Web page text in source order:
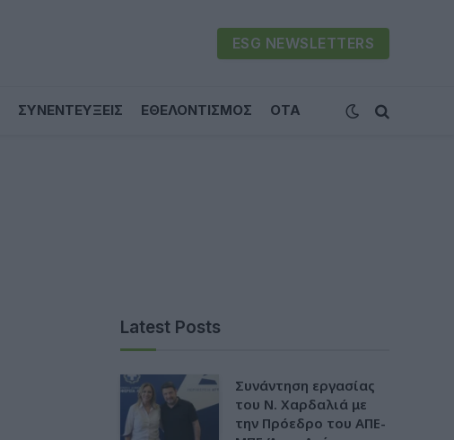
ESG NEWSLETTERS
ΣΥΝΕΝΤΕΥΞΕΙΣ ΕΘΕΛΟΝΤΙΣΜΟΣ ΟΤΑ
Latest Posts
Συνάντηση εργασίας
του Ν. Χαρδαλιά με
την Πρόεδρο του ΑΠΕ-